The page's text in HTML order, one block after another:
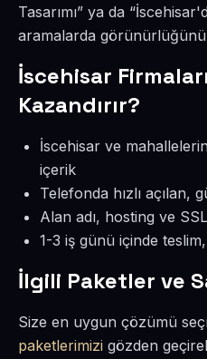
Tasarımı” ya da
aramalarda
İscehisar
Kazandırır?
İscehisar ve
içerik
Telefonda hızlı açılan,
Alan adı, hosting ve
1-3 iş günü içinde
İlgili Paketler ve
Size en uygun çözümü
paketlerimizi gözden